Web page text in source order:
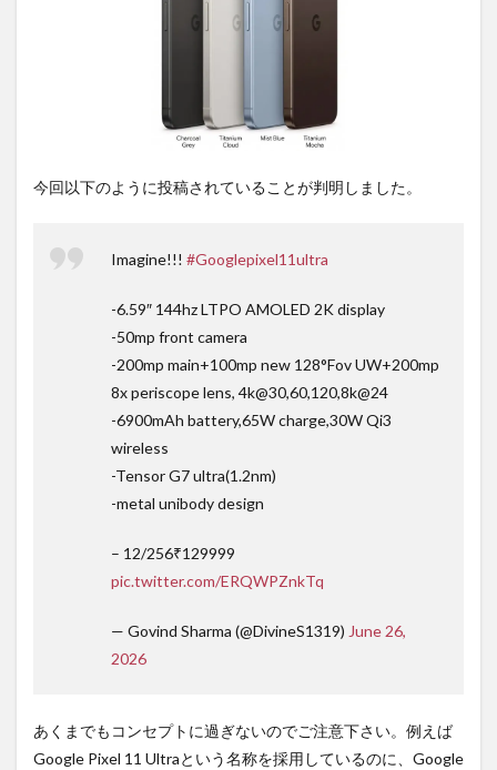
おす
す
今回以下のように投稿されていることが判明しました。
Imagine!!! #Googlepixel11ultra
-6.59″ 144hz LTPO AMOLED 2K display
-50mp front camera
-200mp main+100mp new 128°Fov UW+200mp
8x periscope lens, 4k@30,60,120,8k@24
-6900mAh battery,65W charge,30W Qi3
wireless
-Tensor G7 ultra(1.2nm)
-metal unibody design
– 12/256₹129999
pic.twitter.com/ERQWPZnkTq
— Govind Sharma (@DivineS1319) June 26,
2026
あくまでもコンセプトに過ぎないのでご注意下さい。例えば
Google Pixel 11 Ultraという名称を採用しているのに、Google